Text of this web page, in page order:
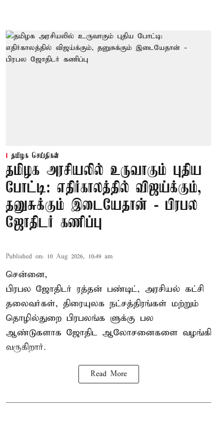
தமிழக செய்திகள்
தமிழக அரசியலில் உருவாகும் புதிய
போட்டி: எதிர்காலத்தில் விஜய்க்கும்,
தனுசுக்கும் இடையேதான் - பிரபல
ஜோதிடர் கணிப்பு
Published on: 10 Aug 2026, 10:49 am
சென்னை,
பிரபல ஜோதிடர் ரத்தன் பண்டிட், அரசியல் கட்சி
தலைவர்கள், திரையுலக நட்சத்திரங்கள் மற்றும்
தொழில்துறை பிரபலங்க ளுக்கு பல
ஆண்டுகளாக ஜோதிட ஆலோசனைகளை வழங்கி
வருகிறார்.
Read More